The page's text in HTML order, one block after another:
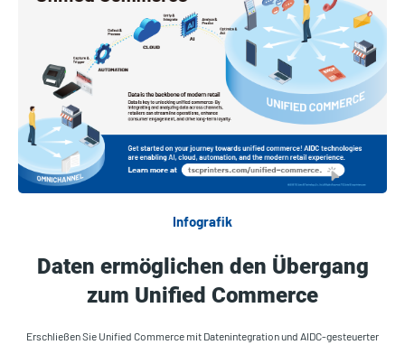
Infografik
Daten ermöglichen den Übergang
zum Unified Commerce
Erschließen Sie Unified Commerce mit Datenintegration und AIDC-gesteuerter